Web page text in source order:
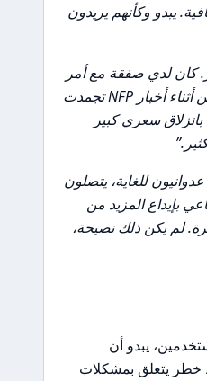
يبدو وكأنهم يريدون
كان لدي صفقة مع أمر
إيقاف خسارة واضح، لكن أثناء أخبار NFP تجمدت
سعري كبير
للغاية، يتصلون
بإيداع المزيد من
لم يكن ذلك نصيحة،
يبدو أن
خطر يتعلق بمشكلات